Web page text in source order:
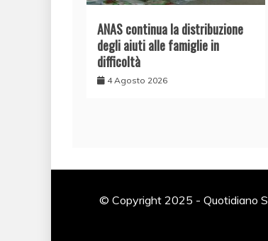
ANAS continua la distribuzione
degli aiuti alle famiglie in
difficoltà
4 Agosto 2026
© Copyright 2025 - Quotidiano